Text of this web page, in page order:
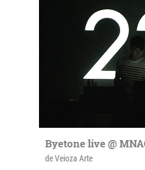
Byetone live @
de Veioza Arte